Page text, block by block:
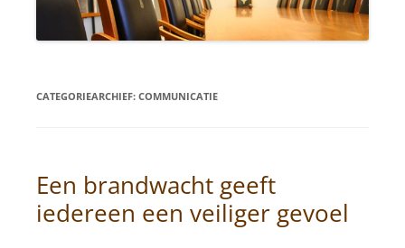
CATEGORIEARCHIEF: COMMUNICATIE
Een brandwacht geeft
iedereen een veiliger gevoel